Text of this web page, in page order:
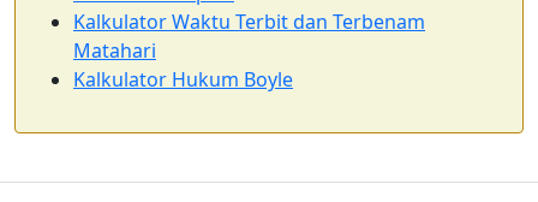
Kalkulator Waktu Terbit dan Terbenam
Matahari
Kalkulator Hukum Boyle